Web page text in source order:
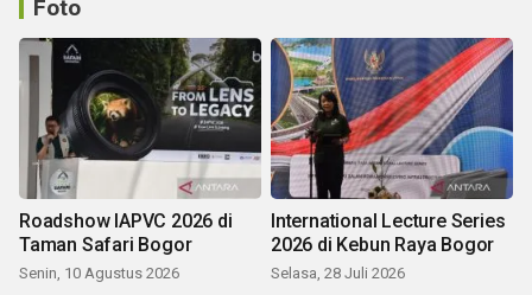
Foto
Roadshow IAPVC 2026 di
Taman Safari Bogor
Senin, 10 Agustus 2026
International Lecture Series
2026 di Kebun Raya Bogor
Selasa, 28 Juli 2026